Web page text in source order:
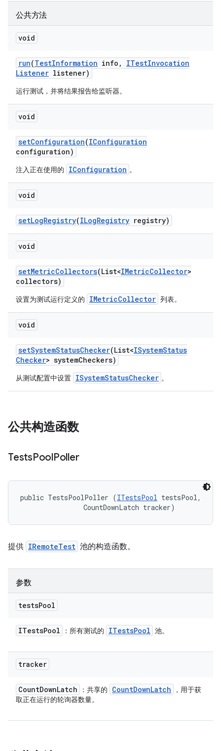
公共方法
void
run(TestInformation info , ITestInvocation
Listener listener)
运行测试，并将结果报告给监听器。
void
setConfiguration(IConfiguration
configuration)
注入正在使用的 IConfiguration 。
void
setLogRegistry(ILogRegistry registry)
void
setMetricCollectors(List<IMetricCollector>
collectors)
设置为测试运行定义的 IMetricCollector 列表。
void
setSystemStatusChecker(List<ISystemStatus
Checker> systemCheckers)
从测试配置中设置 ISystemStatusChecker 。
公共构造函数
TestsPoolPoller
public TestsPoolPoller (ITestsPool testsPool,
                CountDownLatch tracker)
提供 IRemoteTest 池的构造函数。
参数
testsPool
ITestsPool ：所有测试的 ITestsPool 池。
tracker
CountDownLatch ：共享的 CountDownLatch
，用于获
取正在运行的轮询器数量。